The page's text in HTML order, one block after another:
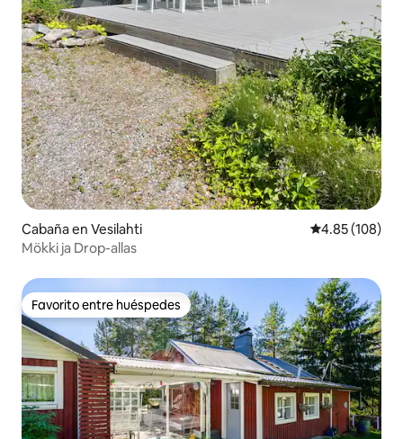
Cabaña en Vesilahti Calificación
4.85 (108)
Mökki ja Drop-allas
Favorito entre huéspedes
Favorito entre huéspedes